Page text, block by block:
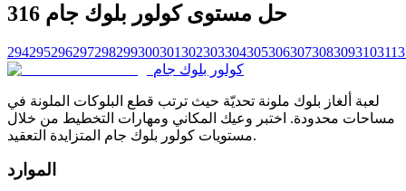
حل مستوى كولور بلوك جام 316
294295296297298299300301302303304305306307308309310311
كولور بلوك جام
لعبة ألغاز بلوك ملونة تحديّة حيث ترتب قطع البلوكات الملونة في
مساحات محدودة. اختبر وعيك المكاني ومهارات التخطيط من خلال
مستويات كولور بلوك جام المتزايدة التعقيد.
الموارد